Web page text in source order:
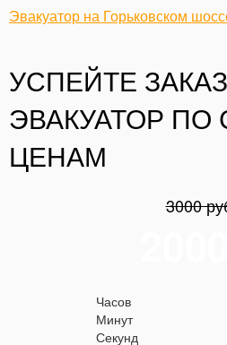
Эвакуатор на Горьковском
УСПЕЙТЕ
ЭВАКУАТОР ПО
ЦЕНАМ
3000
Часов
Минут
Секунд